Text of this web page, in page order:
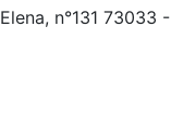
n°131 73033 -